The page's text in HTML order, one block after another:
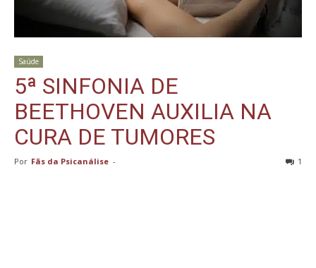
Saúde
5ª SINFONIA DE
BEETHOVEN AUXILIA NA
CURA DE TUMORES
Por Fãs da Psicanálise - 1